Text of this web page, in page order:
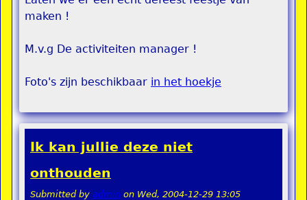
maken !
M.v.g De activiteiten manager !
Foto's zijn beschikbaar in het hoekje
Ik kan jullie deze niet
onthouden
Submitted by admin on Wed, 2004-12-29 13:05